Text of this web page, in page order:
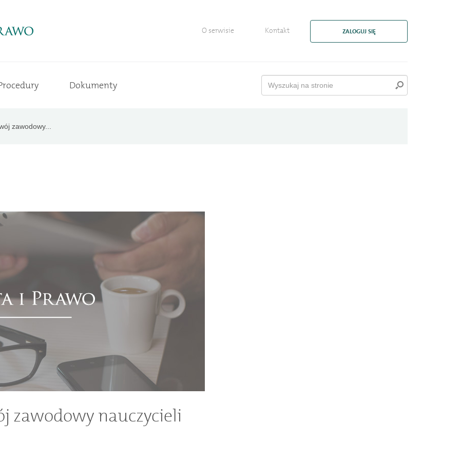
O serwisie Kontakt ZALOGUJ SIĘ
Dokumenty
zawodowy...
zawodowy nauczycieli